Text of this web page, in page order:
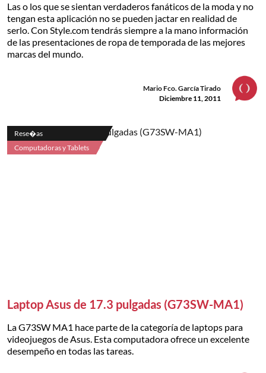
Las o los que se sientan verdaderos fanáticos de la moda y no
tengan esta aplicación no se pueden jactar en realidad de
serlo. Con Style.com tendrás siempre a la mano información
de las presentaciones de ropa de temporada de las mejores
marcas del mundo.
Mario Fco. García Tirado
Diciembre 11, 2011
Rese�as
Computadoras y Tablets
Laptop Asus de 17.3 pulgadas (G73SW-MA1)
La G73SW MA1 hace parte de la categoría de laptops para
videojuegos de Asus. Esta computadora ofrece un excelente
desempeño en todas las tareas.